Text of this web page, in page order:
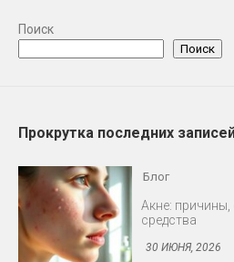
Поиск
Поиск
Прокрутка последних
Блог
Профилактика
постконтактная
30 ИЮНЯ, 2026